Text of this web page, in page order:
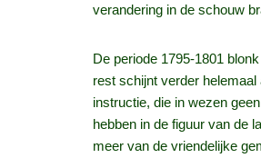
verandering in de schouw
De periode 1795-1801
rest schijnt verder helemaal
instructie, die in wezen
hebben in de figuur van de
meer van de vriendelijke